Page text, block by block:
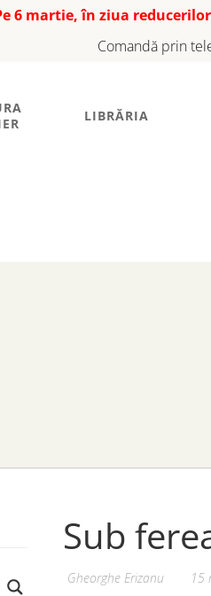
6 martie, în ziua
Comandă prin
LIBRĂRIA
Sub
Gheorghe Erizanu 15